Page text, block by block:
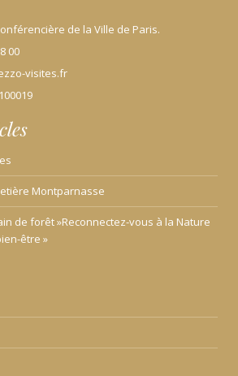
de la Ville de Paris.
00
visites.fr
Montparnasse
de forêt »Reconnectez-vous à la Nature
être »